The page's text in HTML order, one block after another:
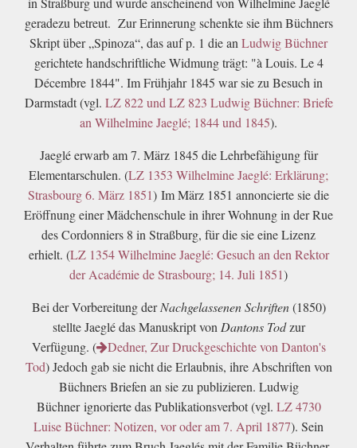
geradezu betreut. Zur Erinnerung schenkte sie ihm Büchners
Skript über „Spinoza“, das auf p. 1 die an Ludwig Büchner
gerichtete handschriftliche Widmung trägt: "à Louis. Le 4
Décembre 1844". Im Frühjahr 1845 war sie zu Besuch in
Darmstadt (vgl. LZ 822 und LZ 823 Ludwig Büchner: Briefe
an Wilhelmine Jaeglé; 1844 und 1845).
Jaeglé erwarb am 7. März 1845 die Lehrbefähigung für
Elementarschulen. (LZ 1353 Wilhelmine Jaeglé: Erklärung;
Strasbourg 6. März 1851) Im März 1851 annoncierte sie die
Eröffnung einer Mädchenschule in ihrer Wohnung in der Rue
des Cordonniers 8 in Straßburg, für die sie eine Lizenz
erhielt. (LZ 1354 Wilhelmine Jaeglé: Gesuch an den Rektor
der Académie de Strasbourg; 14. Juli 1851)
Bei der Vorbereitung derNachgelassenen Schriften(1850)
stellte Jaeglé das Manuskript von Dantons Todzur
Verfügung. (
Dedner, Zur Druckgeschichte von Danton's
Tod)Jedoch gab sie nicht die Erlaubnis, ihre Abschriften von
Büchners Briefen an sie zu publizieren. Ludwig
Büchner ignorierte das Publikationsverbot (vgl. LZ 4730
Luise Büchner: Notizen, vor oder am 7. April 1877). Sein